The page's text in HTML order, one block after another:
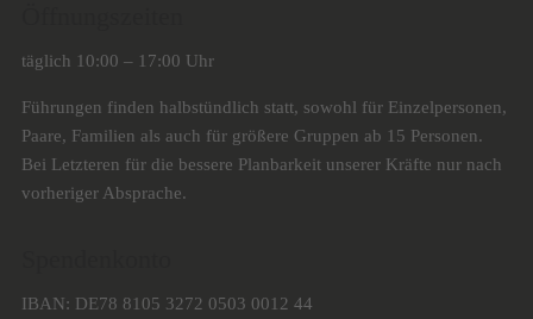
täglich 10:00 – 17:00 Uhr
Führungen finden halbstündlich statt, sowohl für Einzelpersonen,
Paare, Familien als auch für größere Gruppen ab 15 Personen.
Bei Letzteren für die bessere Planbarkeit unserer Kräfte nur nach
vorheriger Absprache.
IBAN: DE78 8105 3272 0503 0012 44